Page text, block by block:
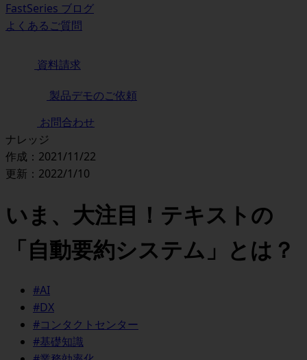
FastSeries ブログ
よくあるご質問
資料請求
製品デモのご依頼
お問合わせ
ナレッジ
作成：2021/11/22
更新：2022/1/10
いま、大注目！テキストの
「自動要約システム」とは？
#AI
#DX
#コンタクトセンター
#基礎知識